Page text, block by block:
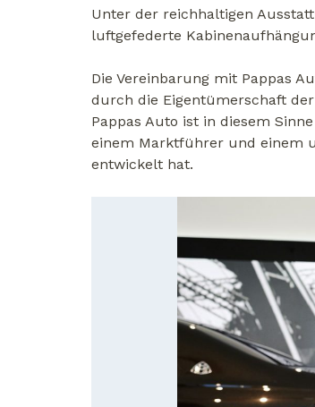
Unter der reichhaltigen
luftgefederte
Die Vereinbarung mit Pappas
durch die Eigentümerschaft
Pappas Auto ist in diesem
einem Marktführer und einem
entwickelt hat.